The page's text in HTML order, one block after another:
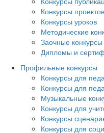
Конкурсы
Конкурсы уроков
Методические
Заочные
Дипломы и
Профильные конкурсы
Конкурсы для
Конкурсы для
Музыкальные
Конкурсы для
Конкурсы
Конкурсы для